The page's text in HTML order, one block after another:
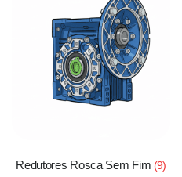
Redutores Rosca Sem Fim (9)